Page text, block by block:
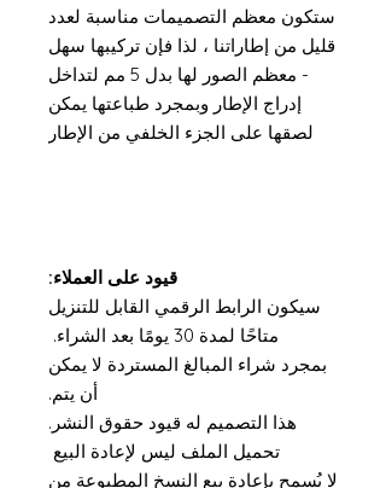
ستكون معظم التصميمات مناسبة لعدد
قليل من إطاراتنا ، لذا فإن تركيبها سهل
- معظم الصور لها بدل 5 مم لتداخل
إدراج الإطار وبمجرد طباعتها يمكن
لصقها على الجزء الخلفي من الإطار
قيود على العملاء:
سيكون الرابط الرقمي القابل للتنزيل
متاحًا لمدة 30 يومًا بعد الشراء.
بمجرد شراء المبالغ المستردة لا يمكن
أن يتم.
هذا التصميم له قيود حقوق النشر.
تحميل الملف ليس لإعادة البيع
لا يُسمح بإعادة بيع النسخ المطبوعة من